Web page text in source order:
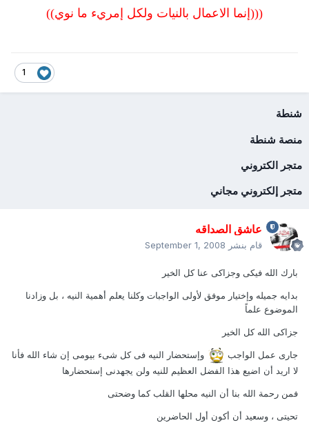
(((إنما الاعمال بالنيات ولكل إمريء ما نوي))
شنطة
منصة شنطة
متجر الكتروني
متجر إلكتروني مجاني
عاشق الصداقه
قام بنشر September 1, 2008
بارك الله فيكى وجزاكى عنا كل الخير
بدايه جميله وإختيار موفق لأولى الواجبات وكلنا يعلم أهمية النيه ، بل وزادنا
الموضوع علماً
جزاكى الله كل الخير
جارى عمل الواجب
وإستحضار النيه فى كل شىء بيومى إن شاء الله فأنا
لا اريد أن اضيع هذا الفضل العظيم للنيه ولن يجهدنى إستحضارها
فمن رحمة الله بنا أن النيه محلها القلب كما وضحتى
تحيتى ، وسعيد أن أكون أول الحاضرين